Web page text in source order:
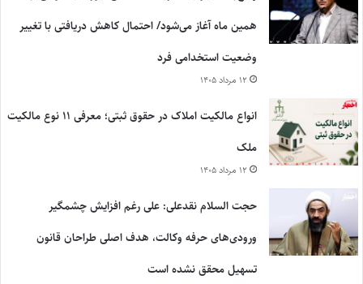
همین ماه آغاز می‌شود/ احتمال کاهش دریافتی با تغییر
وضعیت استخدامی فرد
۱۲ مرداد ۱۴۰۵
انواع مالکیت املاک در حقوق ثبتی؛ معرفی ۱۱ نوع مالکیت
ملک
۱۲ مرداد ۱۴۰۵
حجت السلام نقدعلی: علی رغم افزایش چشمگیر
ورودی‌های حرفه وکالت، هدف اصلی طراحان قانون
تسهیل محقق نشده است